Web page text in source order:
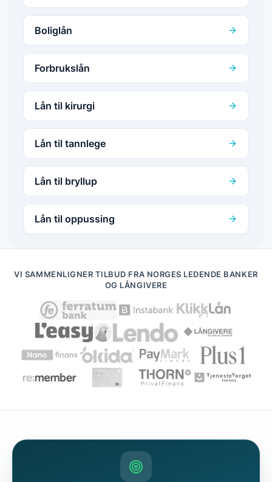
Boliglån
Forbrukslån
Lån til kirurgi
Lån til tannlege
Lån til bryllup
Lån til oppussing
VI SAMMENLIGNER TILBUD FRA NORGES LEDENDE BANKER
OG LÅNGIVERE